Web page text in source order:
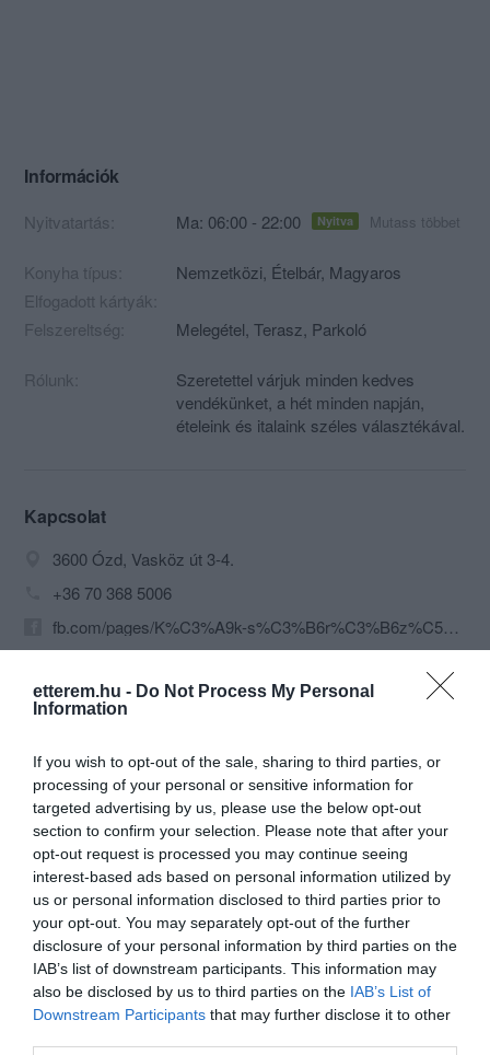
etterem.hu - Do Not Process My Personal
Information
If you wish to opt-out of the sale, sharing to third parties, or
processing of your personal or sensitive information for
targeted advertising by us, please use the below opt-out
section to confirm your selection. Please note that after your
opt-out request is processed you may continue seeing
interest-based ads based on personal information utilized by
us or personal information disclosed to third parties prior to
your opt-out. You may separately opt-out of the further
disclosure of your personal information by third parties on the
IAB’s list of downstream participants. This information may
also be disclosed by us to third parties on the IAB’s List of
Downstream Participants that may further disclose it to other
Információk
Nyitvatartás: Ma: 06:00 - 22:00 Nyitva Mutass többet
Konyha típus: Nemzetközi, Ételbár, Magyaros
Elfogadott kártyák:
Felszereltség:
Melegétel, Terasz, Parkoló
Rólunk:
Szeretettel várjuk minden kedves
vendékünket, a hét minden napján,
ételeink és italaink széles választékával.
Kapcsolat
3600 Ózd, Vasköz út 3-4.
+36 70 368 5006
fb.com/pages/K%C3%A9k-s%C3%B6r%C3%B6z%C5%91-%C3%A9s-%C3%A9telb%C3%A1r/206980189476865
Probléma jelentése Te vagy a tulajdonos?